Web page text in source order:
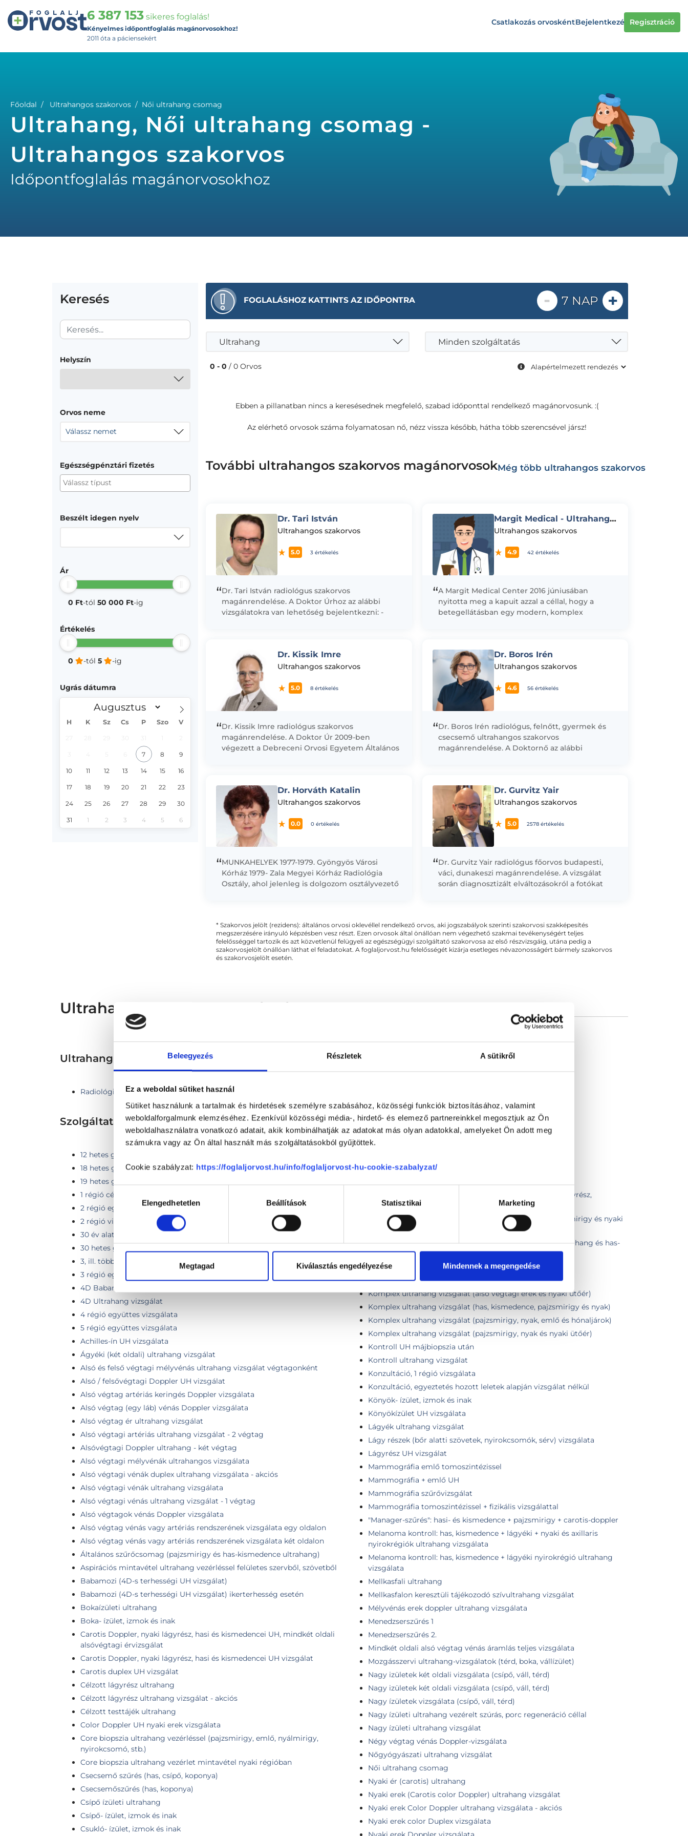
Beleegyezés Részletek A sütikről
Ez a weboldal sütiket használ
Sütiket használunk a tartalmak és hirdetések személyre szabásához, közösségi funkciók biztosításához, valamint
weboldalforgalmunk elemzéséhez. Ezenkívül közösségi média-, hirdető- és elemező partnereinkkel megosztjuk az Ön
weboldalhasználatra vonatkozó adatait, akik kombinálhatják az adatokat más olyan adatokkal, amelyeket Ön adott meg
számukra vagy az Ön által használt más szolgáltatásokból gyűjtöttek.
Cookie szabályzat: https://foglaljorvost.hu/info/foglaljorvost-hu-cookie-szabalyzat/
kiválasztásaElengedhetetlen Beállítások Statisztikai Marketing
Megtagad Kiválasztás engedélyezése Mindennek a megengedése
6 387 153 sikeres foglalás!
Kényelmes időpontfoglalás magánorvosokhoz!
2011 óta a páciensekért
Csatlakozás orvoskéntBejelentkezés Regisztráció
Főoldal Ultrahangos szakorvos Női ultrahang csomag
Ultrahang, Női ultrahang csomag -
Ultrahangos szakorvos
Időpontfoglalás magánorvosokhoz
Keresés
Helyszín
Orvos neme
Válassz nemet
Egészségpénztári fizetés
Beszélt idegen nyelv
Ár
0 Ft-tól 50 000 Ft-ig
Értékelés
0 -tól 5 -ig
Ugrás dátumra
H K Sz Cs P Szo V
7 8 9
10 11 12 13 14 15 16
17 18 19 20 21 22 23
24 25 26 27 28 29 30
31 1 2 3 4 5 6
FOGLALÁSHOZ KATTINTS AZ IDŐPONTRA - 7 NAP +
Ultrahang Minden szolgáltatás
0 - 0 / 0 Orvos
Ebben a pillanatban nincs a keresésednek megfelelő, szabad időponttal rendelkező magánorvosunk. :(
Az elérhető orvosok száma folyamatosan nő, nézz vissza később, hátha több szerencsével jársz!
További ultrahangos szakorvos magánorvosokMég több ultrahangos szakorvos
Dr. Tari István
Ultrahangos szakorvos
5.0 3 értékelés
“Dr. Tari István radiológus szakorvos
magánrendelése. A Doktor Úrhoz az alábbi
vizsgálatokra van lehetőség bejelentkezni: -
Margit Medical - Ultrahang vizsgálat
Ultrahangos szakorvos
4.9 42 értékelés
“A Margit Medical Center 2016 júniusában
nyitotta meg a kapuit azzal a céllal, hogy a
betegellátásban egy modern, komplex
Dr. Kissik Imre
Ultrahangos szakorvos
5.0 8 értékelés
“Dr. Kissik Imre radiológus szakorvos
magánrendelése. A Doktor Úr 2009-ben
végezett a Debreceni Orvosi Egyetem Általános
Dr. Boros Irén
Ultrahangos szakorvos
4.6 56 értékelés
“Dr. Boros Irén radiológus, felnőtt, gyermek és
csecsemő ultrahangos szakorvos
magánrendelése. A Doktornő az alábbi
Dr. Horváth Katalin
Ultrahangos szakorvos
0.0 0 értékelés
“MUNKAHELYEK 1977-1979. Gyöngyös Városi
Kórház 1979- Zala Megyei Kórház Radiológia
Osztály, ahol jelenleg is dolgozom osztályvezető
Dr. Gurvitz Yair
Ultrahangos szakorvos
5.0 2578 értékelés
“Dr. Gurvitz Yair radiológus főorvos budapesti,
váci, dunakeszi magánrendelése. A vizsgálat
során diagnosztizált elváltozásokról a fotókat
* Szakorvos jelölt (rezidens): általános orvosi oklevéllel rendelkező orvos, aki jogszabályok szerinti szakorvosi szakképesítés
megszerzésére irányuló képzésben vesz részt. Ezen orvosok által önállóan nem végezhető szakmai tevékenységért teljes
felelősséggel tartozik és azt közvetlenül felügyeli az egészségügyi szolgáltató szakorvosa az első részvizsgáig, utána pedig a
szakorvosjelölt önállóan láthat el feladatokat. A foglaljorvost.hu felelősségét kizárja esetleges névazonosságért bármely szakorvos
és szakorvosjelölt esetén.
Ultrahangos szakorvos - Ultrahang
Ultrahang TERÜLETHEZ KAPCSOLÓDÓ SZAKTERÜLETEK
Radiológia
Szolgáltatások
12 hetes genetikai UH
18 hetes genetikai UH
19 hetes genetikai UH
1 régió célzott UH vizsgálata
2 régió együttes vizsgálata
2 régió vizsgálata
30 év alatti emlő ultrahang vizsgálat
30 hetes genetikai UH
3, ill. több régió vizsgálata
3 régió együttes vizsgálata
4D Babamozi
4D Ultrahang vizsgálat
4 régió együttes vizsgálata
5 régió együttes vizsgálata
Achilles-ín UH vizsgálata
Ágyéki (két oldali) ultrahang vizsgálat
Alsó és felső végtagi mélyvénás ultrahang vizsgálat végtagonként
Alsó / felsővégtagi Doppler UH vizsgálat
Alsó végtag artériás keringés Doppler vizsgálata
Alsó végtag (egy láb) vénás Doppler vizsgálata
Alsó végtag ér ultrahang vizsgálat
Alsó végtagi artériás ultrahang vizsgálat - 2 végtag
Alsóvégtagi Doppler ultrahang - két végtag
Alsó végtagi mélyvénák ultrahangos vizsgálata
Alsó végtagi vénák duplex ultrahang vizsgálata - akciós
Alsó végtagi vénák ultrahang vizsgálata
Alsó végtagi vénás ultrahang vizsgálat - 1 végtag
Alsó végtagok vénás Doppler vizsgálata
Alsó végtag vénás vagy artériás rendszerének vizsgálata egy oldalon
Alsó végtag vénás vagy artériás rendszerének vizsgálata két oldalon
Általános szűrőcsomag (pajzsmirigy és has-kismedence ultrahang)
Aspirációs mintavétel ultrahang vezérléssel felületes szervből, szövetből
Babamozi (4D-s terhességi UH vizsgálat)
Babamozi (4D-s terhességi UH vizsgálat) ikerterhesség esetén
Bokaízületi ultrahang
Boka- ízület, izmok és inak
Carotis Doppler, nyaki lágyrész, hasi és kismedencei UH, mindkét oldali
alsóvégtagi érvizsgálat
Carotis Doppler, nyaki lágyrész, hasi és kismedencei UH vizsgálat
Carotis duplex UH vizsgálat
Célzott lágyrész ultrahang
Célzott lágyrész ultrahang vizsgálat - akciós
Célzott testtájék ultrahang
Color Doppler UH nyaki erek vizsgálata
Core biopszia ultrahang vezérléssel (pajzsmirigy, emlő, nyálmirigy,
nyirokcsomó, stb.)
Core biopszia ultrahang vezérlet mintavétel nyaki régióban
Csecsemő szűrés (has, csípő, koponya)
Csecsemőszűrés (has, koponya)
Csípő ízületi ultrahang
Csípő- ízület, izmok és inak
Csukló- ízület, izmok és inak
Komplex női UH csomag
Komplex nyaki UH vizsgálat (pajzsmirigy, nyálmirigy, lágyrész,
nyirokcsomó)
Komplex nyaki ultrahang vizsgálat (nyaki lágyrész, pajzsmirigy és nyaki
ér ultrahang)
Komplex szűrőcsomag (carotis Doppler, pajzsmirigy ultrahang és has-
kismedence ultrahang)
Komplex UH II. (Hasi + kismedencei + pajzsmirigy)
Komplex ultrahang vizsgálat
Komplex ultrahang vizsgálat (alsó végtagi erek és nyaki ütőér)
Komplex ultrahang vizsgálat (has, kismedence, pajzsmirigy és nyak)
Komplex ultrahang vizsgálat (pajzsmirigy, nyak, emlő és hónaljárok)
Komplex ultrahang vizsgálat (pajzsmirigy, nyak és nyaki ütőér)
Kontroll UH májbiopszia után
Kontroll ultrahang vizsgálat
Konzultáció, 1 régió vizsgálata
Konzultáció, egyeztetés hozott leletek alapján vizsgálat nélkül
Könyök- ízület, izmok és inak
Könyökízület UH vizsgálata
Lágyék ultrahang vizsgálat
Lágy részek (bőr alatti szövetek, nyirokcsomók, sérv) vizsgálata
Lágyrész UH vizsgálat
Mammográfia emlő tomoszintézissel
Mammográfia + emlő UH
Mammográfia szűrővizsgálat
Mammográfia tomoszintézissel + fizikális vizsgálattal
"Manager-szűrés": hasi- és kismedence + pajzsmirigy + carotis-doppler
Melanoma kontroll: has, kismedence + lágyéki + nyaki és axillaris
nyirokrégiók ultrahang vizsgálata
Melanoma kontroll: has, kismedence + lágyéki nyirokrégió ultrahang
vizsgálata
Mellkasfali ultrahang
Mellkasfalon keresztüli tájékozodó szívultrahang vizsgálat
Mélyvénás erek doppler ultrahang vizsgálata
Menedzserszűrés 1
Menedzserszűrés 2.
Mindkét oldali alsó végtag vénás áramlás teljes vizsgálata
Mozgásszervi ultrahang-vizsgálatok (térd, boka, vállízület)
Nagy izületek két oldali vizsgálata (csípő, váll, térd)
Nagy izületek két oldali vizsgálata (csípő, váll, térd)
Nagy ízületek vizsgálata (csípő, váll, térd)
Nagy ízületi ultrahang vezérelt szúrás, porc regeneráció céllal
Nagy ízületi ultrahang vizsgálat
Négy végtag vénás Doppler-vizsgálata
Nőgyógyászati ultrahang vizsgálat
Női ultrahang csomag
Nyaki ér (carotis) ultrahang
Nyaki erek (Carotis color Doppler) ultrahang vizsgálat
Nyaki erek Color Doppler ultrahang vizsgálata - akciós
Nyaki erek color Duplex vizsgálata